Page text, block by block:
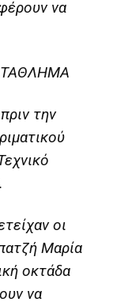
να
την
οι
Μαρία
οκτάδα
να